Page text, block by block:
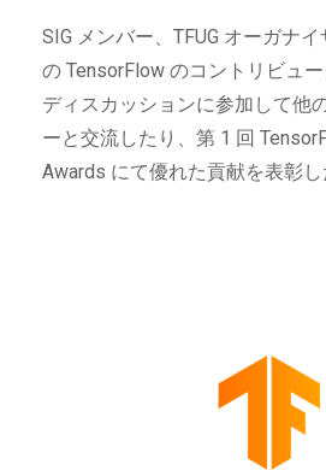
SIG メンバー、TFUG オーガナ
の TensorFlow のコントリビュ
ディスカッションに参加して他
ーと交流したり、第 1 回
Awards にて優れた貢献を表彰し